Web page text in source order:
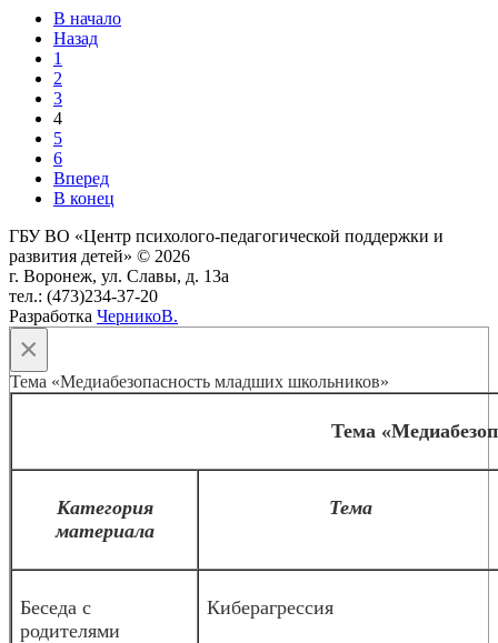
В начало
Назад
1
2
3
4
5
6
Вперед
В конец
ГБУ ВО «Центр психолого-педагогической поддержки и
развития детей» © 2026
г. Воронеж, ул. Славы, д. 13а
тел.: (473)234-37-20
Разработка ЧерникоВ.
×
Тема «Медиабезопасность младших школьников»
Тема
Категория
материала
Тема
Беседа с
родителями
Киберагрессия